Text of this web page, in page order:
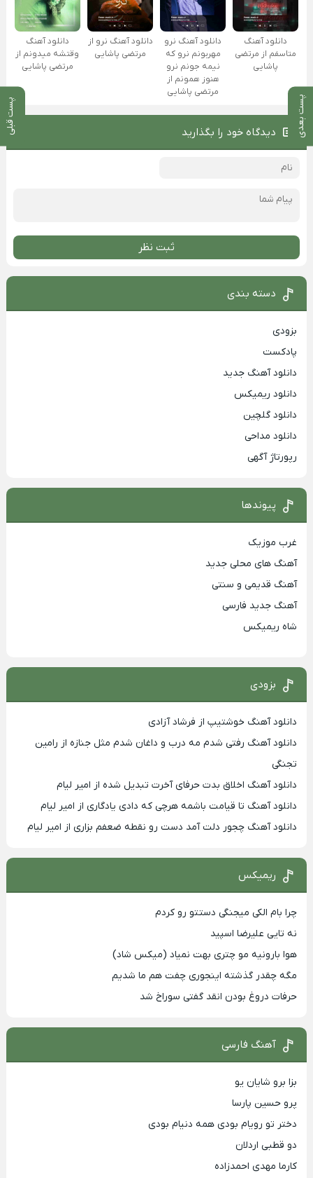
پست بعدی پست قبلی
دانلود آهنگ
متاسفم از مرتضی
پاشایی
دانلود آهنگ ﻧﺮو
ﻣﻬﺮﺑﻮﻧﻢ ﻧﺮو ﻛﻪ
ﻧﻴﻤﻪ ﺟﻮﻧﻢ ﻧﺮو
ﻫﻨﻮز ﻫﻤﻮﻧﻢ از
مرتضی پاشایی
دانلود آهنگ نرو از
مرتضی پاشایی
دانلود آهنگ
وقتشه میدونم از
مرتضی پاشایی
دیدگاه خود را بگذارید
ثبت نظر
دسته بندی
بزودی
پادکست
دانلود آهنگ جدید
دانلود ریمیکس
دانلود گلچین
دانلود مداحی
رپورتاژ آگهی
پیوندها
غرب موزیک
آهنگ های محلی جدید
آهنگ قدیمی و سنتی
آهنگ جدید فارسی
شاه ریمیکس
بزودی
دانلود آهنگ خوشتیپ از فرشاد آزادی
دانلود آهنگ رفتی شدم مه درب و داغان شدم مثل جنازه از رامین
تجنگی
دانلود آهنگ اخلاق بدت حرفای آخرت تبدیل شده از امیر لیام
دانلود آهنگ تا قیامت باشمه هرچی که دادی یادگاری از امیر لیام
دانلود آهنگ چجور دلت آمد دست رو نقطه ضعفم بزاری از امیر لیام
ریمیکس
چرا بام الکی میجنگی دستتو رو کردم
نه تایی علیرضا اسپید
هوا بارونیه مو چتری بهت نمیاد (میکس شاد)
مگه چقدر گذشته اینجوری چفت هم ما شدیم
حرفات دروغ بودن انقد گفتی سوراخ شد
آهنگ فارسی
بزا برو شایان یو
پرو حسین پارسا
دختر تو رویام بودی همه دنیام بودی
دو قطبی اردلان
کارما مهدی احمدزاده